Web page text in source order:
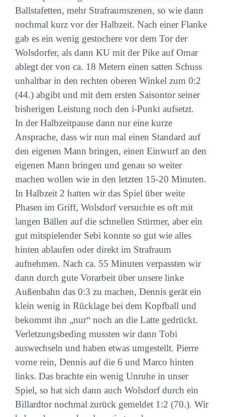
Ballstafetten, mehr Strafraumszenen, so wie dann
nochmal kurz vor der Halbzeit. Nach einer Flanke
gab es ein wenig gestochere vor dem Tor der
Wolsdorfer, als dann KU mit der Pike auf Omar
ablegt der von ca. 18 Metern einen satten Schuss
unhaltbar in den rechten oberen Winkel zum 0:2
(44.) abgibt und mit dem ersten Saisontor seiner
bisherigen Leistung noch den i-Punkt aufsetzt.
In der Halbzeitpause dann nur eine kurze
Ansprache, dass wir nun mal einen Standard auf
den eigenen Mann bringen, einen Einwurf an den
eigenen Mann bringen und genau so weiter
machen wollen wie in den letzten 15-20 Minuten.
In Halbzeit 2 hatten wir das Spiel über weite
Phasen im Griff, Wolsdorf versuchte es oft mit
langen Bällen auf die schnellen Stürmer, aber ein
gut mitspielender Sebi konnte so gut wie alles
hinten ablaufen oder direkt im Strafraum
aufnehmen. Nach ca. 55 Minuten verpassten wir
dann durch gute Vorarbeit über unsere linke
Außenbahn das 0:3 zu machen, Dennis gerät ein
klein wenig in Rücklage bei dem Kopfball und
bekommt ihn „nur“ noch an die Latte gedrückt.
Verletzungsbeding mussten wir dann Tobi
auswechseln und haben etwas umgestellt. Pierre
vorne rein, Dennis auf die 6 und Marco hinten
links. Das brachte ein wenig Unruhe in unser
Spiel, so hat sich dann auch Wolsdorf durch ein
Billardtor nochmal zurück gemeldet 1:2 (70.). Wir